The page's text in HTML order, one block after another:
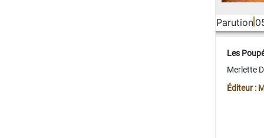
Parution
Les
Merlette
Éditeur :